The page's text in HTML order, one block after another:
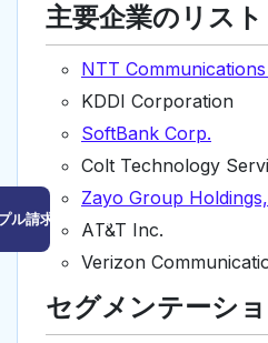
ル請求はこちら
主要企業のリスト
NTT
KDDI Corporation
SoftBank Corp.
Colt Technology
Zayo Group
AT&T Inc.
Verizon
セグメンテーシ